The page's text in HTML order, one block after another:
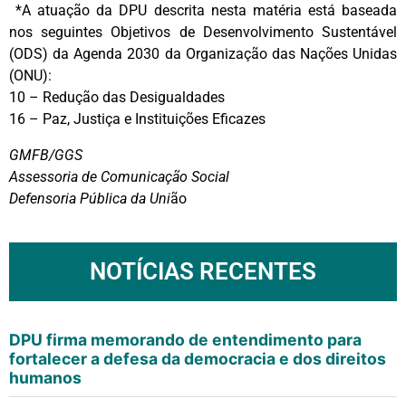
*A atuação da DPU descrita nesta matéria está baseada
nos seguintes Objetivos de Desenvolvimento Sustentável
(ODS) da Agenda 2030 da Organização das Nações Unidas
(ONU):
10 – Redução das Desigualdades
16 – Paz, Justiça e Instituições Eficazes
GMFB/GGS
Assessoria de Comunicação Social
Defensoria Pública da União
NOTÍCIAS RECENTES
DPU firma memorando de entendimento para
fortalecer a defesa da democracia e dos direitos
humanos